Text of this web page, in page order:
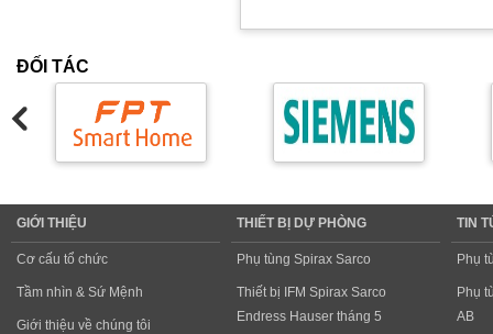
ĐỐI TÁC
GIỚI THIỆU
Cơ cấu tổ chức
Tầm nhìn & Sứ Mệnh
Giới thiệu về chúng tôi
THIẾT BỊ DỰ PHÒNG
Phụ tùng Spirax Sarco
Thiết bị IFM Spirax Sarco
Endress Hauser tháng 5
TIN
Phụ
Phụ
AB